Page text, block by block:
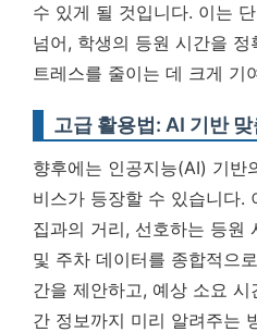
수 있게 될 것입니다. 이는
넘어, 학생의 등원 시간을
트레스를 줄이는 데 크게 기
고급 활용법: AI 기반
향후에는 인공지능(AI) 기반
비스가 등장할 수 있습니다.
집과의 거리, 선호하는 등원
및 주차 데이터를 종합적으
간을 제안하고, 예상 소요
간 정보까지 미리 알려주는